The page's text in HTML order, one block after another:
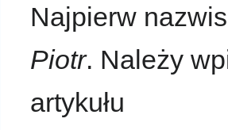
Najpierw
Piotr. Należy
artykułu